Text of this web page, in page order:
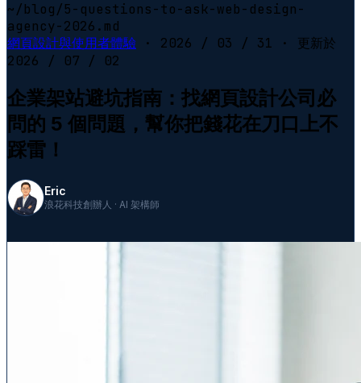
~/blog/5-questions-to-ask-web-design-
agency-2026.md
網頁設計與使用者體驗 · 2026 / 03 / 31
· 更新於
2026 / 07 / 02
企業架站避坑指南：找網頁設計公司必
問的 5 個問題，幫你把錢花在刀口上不
踩雷！
Eric
浪花科技創辦人 · AI 架構師